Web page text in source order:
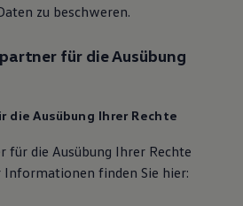
zu beschweren.
für die Ausübung
die Ausübung Ihrer Rechte
für die Ausübung Ihrer Rechte
Informationen finden Sie hier: